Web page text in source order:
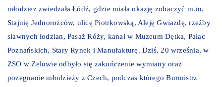
młodzież zwiedzała Łódź, gdzie miała okazję zobaczyć m.in.
Stajnię Jednorożców, ulicę Piotrkowską, Aleję Gwiazdę, rzeźby
sławnych łodzian, Pasaż Róży, kanał w Muzeum Dętka, Pałac
Poznańskich, Stary Rynek i Manufakturę. Dziś, 20 września, w
ZSO w Zelowie odbyło się zakończenie wymiany oraz
pożegnanie młodzieży z Czech, podczas którego Burmistrz